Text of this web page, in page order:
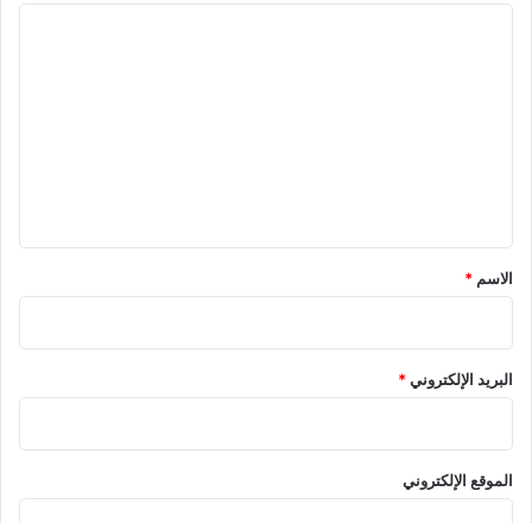
الاسم *
البريد الإلكتروني*
الموقع الإلكتروني